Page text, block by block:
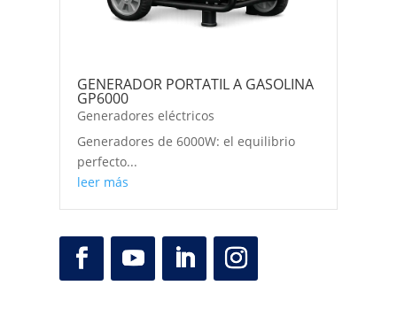
GENERADOR PORTATIL A GASOLINA
GP6000
Generadores eléctricos
Generadores de 6000W: el equilibrio
perfecto...
leer más